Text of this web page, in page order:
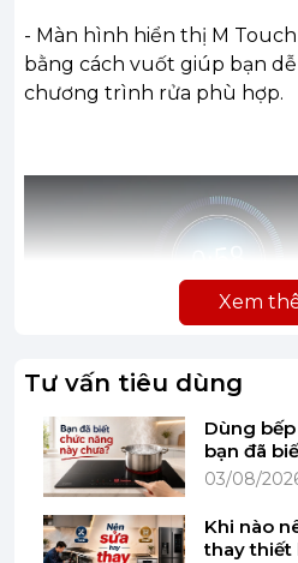
- Màn hình hiển thị M
bằng cách vuốt giúp bạn
chương trình rửa phù hợp.
Xem
Tư vấn tiêu dùng
Dùng
bạn đã
03/08/
Khi nào
thay thiết